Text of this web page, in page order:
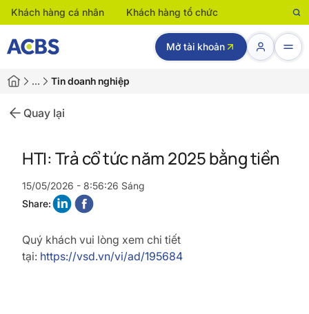
Khách hàng cá nhân Khách hàng tổ chức
Mở tài khoản
… Tin doanh nghiệp
Quay lại
HTI: Trả cổ tức năm 2025 bằng tiền
15/05/2026 - 8:56:26 Sáng
Share:
Quý khách vui lòng xem chi tiết
tại: https://vsd.vn/vi/ad/195684